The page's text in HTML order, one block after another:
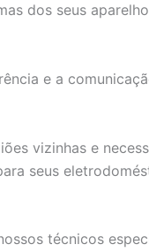
dos seus
e a
vizinhas e
seus
técnicos